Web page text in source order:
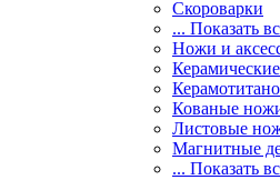
Скороварки
... Показать
Ножи и
Кованые
Листовые
Магнитные
... Показать